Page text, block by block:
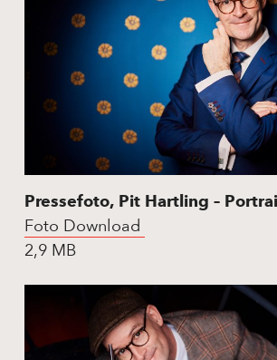
Pressefoto, Pit Hartling –
Foto Download
2,9 MB